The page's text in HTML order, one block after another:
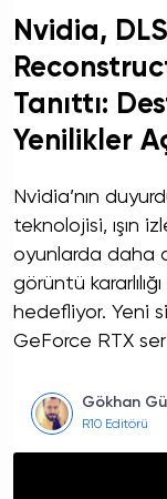
Nvidia,
Tanıttı:
Yenilikler
Nvidia’nın
teknolojisi, ışın
oyunlarda daha
görüntü
hedefliyor. Yeni
GeForce RTX
Gökhan
R10 Editörü